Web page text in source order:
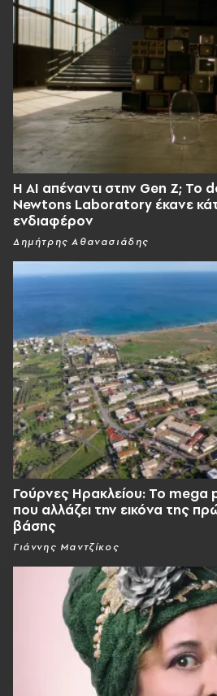
Η AI απέναντι στην Gen Z; Το
Newtons Laboratory έκανε
ενδιαφέρον
Δημήτρης Αθανασιάδης
Γούρνες Ηρακλείου: To
που αλλάζει την εικόνα της
βάσης
Γιάννης Μαντζίκος